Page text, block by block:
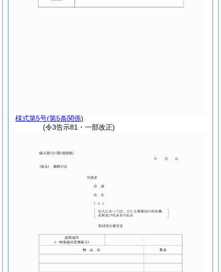
様式第5号(第5条関係)
(令3告示81・一部改正)